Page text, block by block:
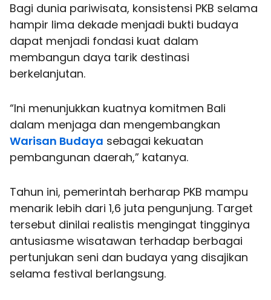
Bagi dunia pariwisata, konsistensi PKB selama
hampir lima dekade menjadi bukti budaya
dapat menjadi fondasi kuat dalam
membangun daya tarik destinasi
berkelanjutan.
“Ini menunjukkan kuatnya komitmen Bali
dalam menjaga dan mengembangkan
Warisan Budaya sebagai kekuatan
pembangunan daerah,” katanya.
Tahun ini, pemerintah berharap PKB mampu
menarik lebih dari 1,6 juta pengunjung. Target
tersebut dinilai realistis mengingat tingginya
antusiasme wisatawan terhadap berbagai
pertunjukan seni dan budaya yang disajikan
selama festival berlangsung.